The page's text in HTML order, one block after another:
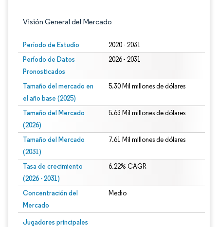
Visión General del Mercado
Período de Estudio 2020 - 2031
Período de Datos
Pronosticados
2026 - 2031
Tamaño del mercado en
el año base (2025)
5.30 Mil millones de dólares
Tamaño del Mercado
(2026)
5.63 Mil millones de dólares
Tamaño del Mercado
(2031)
7.61 Mil millones de dólares
Tasa de crecimiento
(2026 - 2031)
6.22% CAGR
Concentración del
Mercado
Medio
Jugadores principales
Imagen © Mordor Intelligence. El uso requiere atribución según CC BY 4.0.